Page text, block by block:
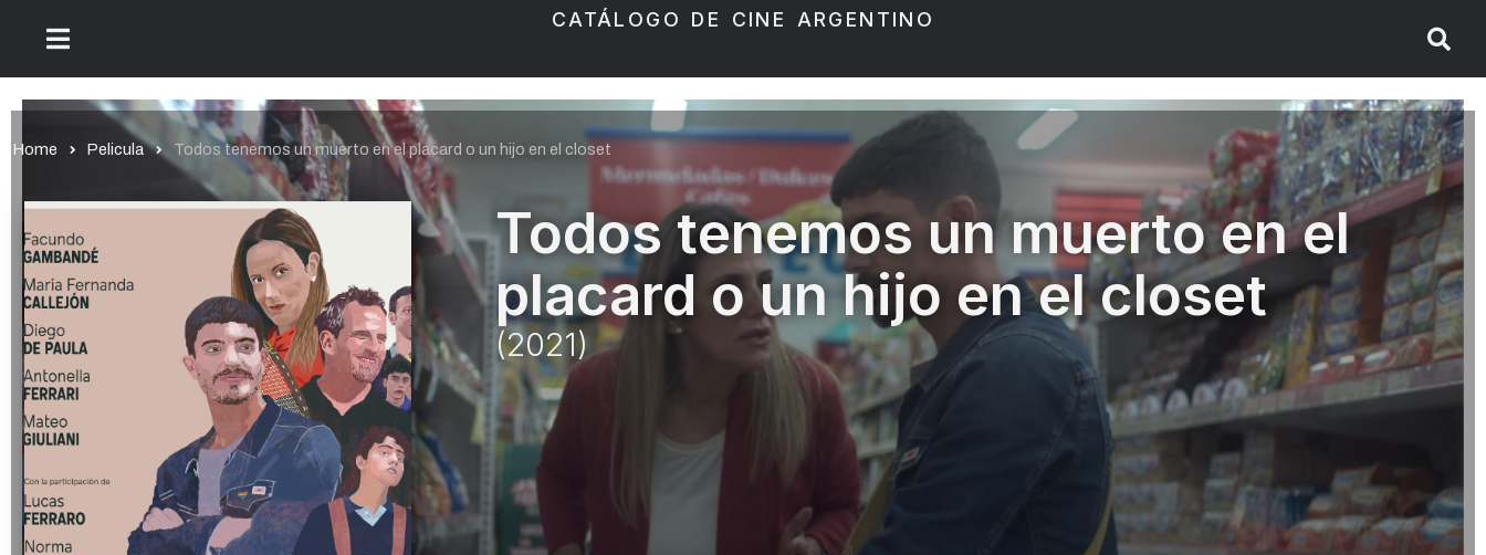
CATÁLOGO DE CINE ARGENTINO
Home Pelicula Todos tenemos un muerto en el placard o un hijo en el closet
Todos tenemos un muerto en el
placard o un hijo en el closet
(2021)